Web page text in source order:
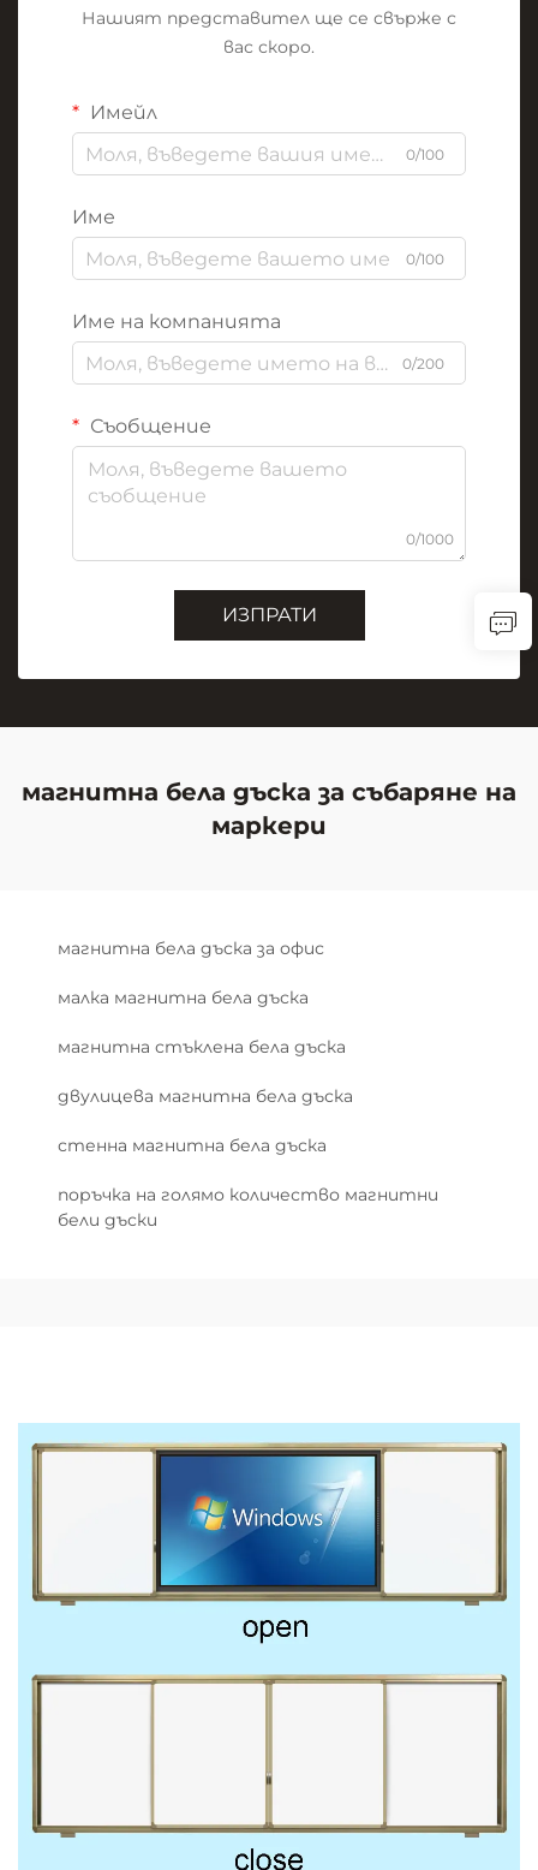
Нашият представител ще се свърже с
вас скоро.
Имейл
0/100
Име
0/100
Име на компанията
0/200
Съобщение
0/1000
ИЗПРАТИ
магнитна бела дъска за събаряне на
маркери
магнитна бела дъска за офис
малка магнитна бела дъска
магнитна стъклена бела дъска
двулицева магнитна бела дъска
стенна магнитна бела дъска
поръчка на голямо количество магнитни
бели дъски